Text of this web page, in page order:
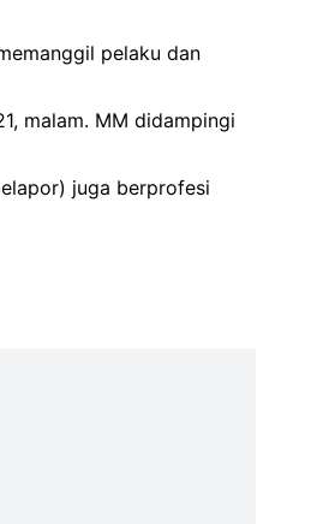
pelaku dan
malam. MM didampingi
juga berprofesi